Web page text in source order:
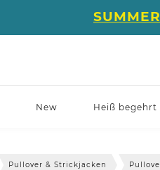
New Heiß begehrt
Pullover & Strickjacken